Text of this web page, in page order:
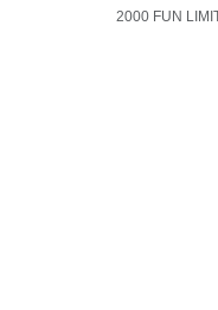
2000 FUN